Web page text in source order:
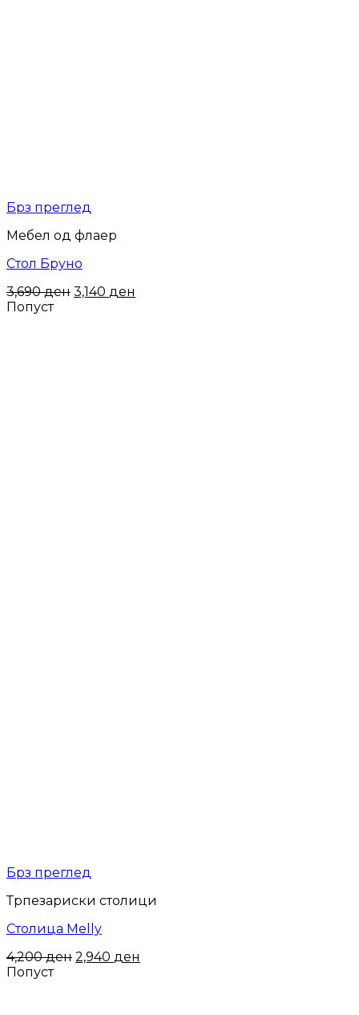
Брз преглед
Мебел од флаер
Стол Бруно
3,690ден Original
3,140 ден
Попуст
Брз преглед
Трпезариски столици
Столица Melly
4,200ден 2,940 ден
Попуст